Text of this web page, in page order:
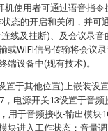
机使用者可通过语音指令
态的开启和关闭，并可
线及挂断)、及会议录音
或WIFI信号传输将会议
端设备中(现有技术)。
置于其他位置)上嵌装设
，电源开关13设置于音频
用于音频接收-输出模块
块进入工作状态；音量